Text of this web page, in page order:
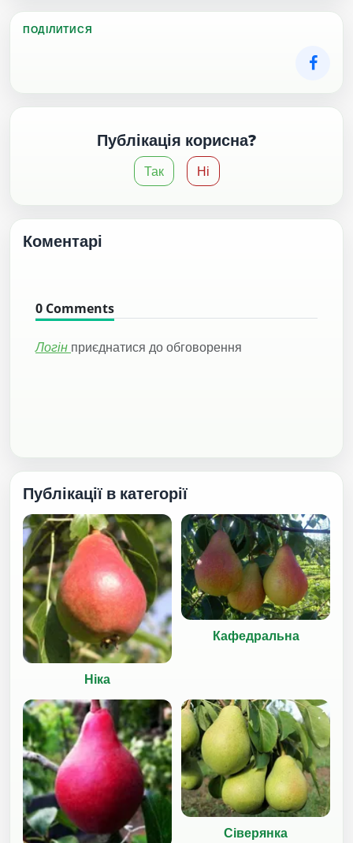
ПОДІЛИТИСЯ
Публікація корисна?
Так Ні
Коментарі
0 Comments
Логін приєднатися до обговорення
Публікації в категорії
Ніка
Кафедральна
Сіверянка